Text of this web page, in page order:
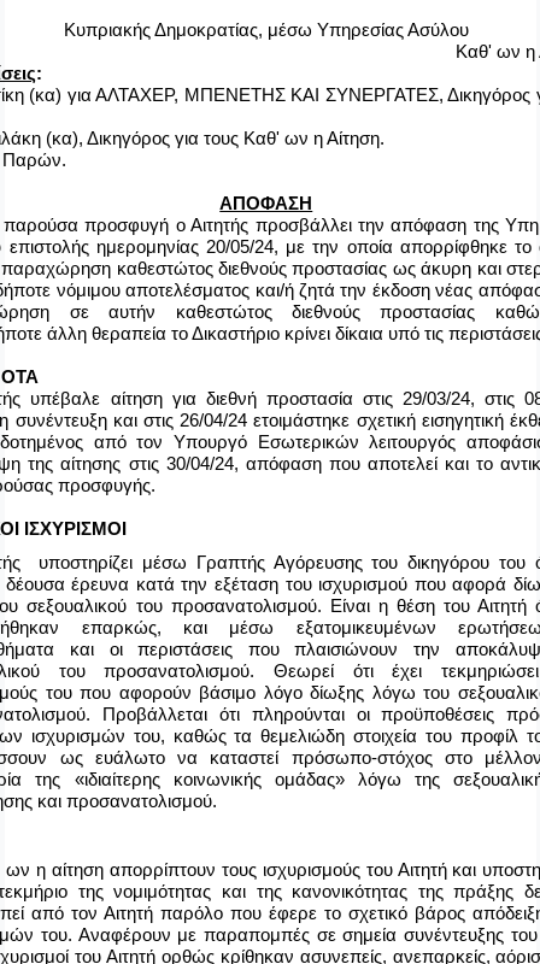
Κυπριακής Δημοκρατίας, μέσω Υπηρεσίας Ασύλου
Καθ' ων η
:
(κα) για ΑΛΤΑΧΕΡ, ΜΠΕΝΕΤΗΣ ΚΑΙ ΣΥΝΕΡΓΑΤΕΣ, Δικηγόρος
(κα), Δικηγόρος για τους Καθ' ων η Αίτηση.
Παρών.
ΑΠΟΦΑΣΗ
προσφυγή ο Αιτητής προσβάλλει την απόφαση της
ημερομηνίας 20/05/24, με την οποία απορρίφθηκε το
παραχώρηση καθεστώτος διεθνούς προστασίας ως άκυρη και
νόμιμου αποτελέσματος και/ή ζητά την έκδοση νέας
σε αυτήν καθεστώτος διεθνούς προστασίας
άλλη θεραπεία το Δικαστήριο κρίνει δίκαια υπό τις
υπέβαλε αίτηση για διεθνή προστασία στις 29/03/24, στις
συνέντευξη και στις 26/04/24 ετοιμάστηκε σχετική εισηγητική
από τον Υπουργό Εσωτερικών λειτουργός
της αίτησης στις 30/04/24, απόφαση που αποτελεί και το
προσφυγής.
ΙΣΧΥΡΙΣΜΟΙ
υποστηρίζει μέσω Γραπτής Αγόρευσης του δικηγόρου του
έρευνα κατά την εξέταση του ισχυρισμού που αφορά
σεξουαλικού του προσανατολισμού. Είναι η θέση του Αιτητή
επαρκώς, και μέσω εξατομικευμένων
και οι περιστάσεις που πλαισιώνουν την
του προσανατολισμού. Θεωρεί ότι έχει
του που αφορούν βάσιμο λόγο δίωξης λόγω του
Προβάλλεται ότι πληρούνται οι προϋποθέσεις
ισχυρισμών του, καθώς τα θεμελιώδη στοιχεία του προφίλ
ως ευάλωτο να καταστεί πρόσωπο-στόχος στο
της «ιδιαίτερης κοινωνικής ομάδας» λόγω της
και προσανατολισμού.
η αίτηση απορρίπτουν τους ισχυρισμούς του Αιτητή και
της νομιμότητας και της κανονικότητας της πράξης
από τον Αιτητή παρόλο που έφερε το σχετικό βάρος
του. Αναφέρουν με παραπομπές σε σημεία συνέντευξης του
του Αιτητή ορθώς κρίθηκαν ασυνεπείς, ανεπαρκείς,